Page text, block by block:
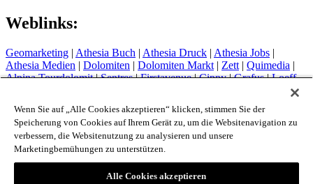
Weblinks:
Geomarketing | Athesia Buch | Athesia Druck | Athesia Jobs |
Athesia Medien | Dolomiten | Dolomiten Markt | Zett | Quimedia |
Alpina Tourdolomit|Sentres|Firstavenue|Cippy|Grafus|Loeff
Schnals|Sport Media Südtirol
Impressum
Privacy Policy
Cookie Policy
Wenn Sie auf „Alle Cookies akzeptieren“ klicken, stimmen Sie der
Speicherung von Cookies auf Ihrem Gerät zu, um die Websitenavigation zu
verbessern, die Websitenutzung zu analysieren und unsere
Marketingbemühungen zu unterstützen.
Alle Cookies akzeptieren